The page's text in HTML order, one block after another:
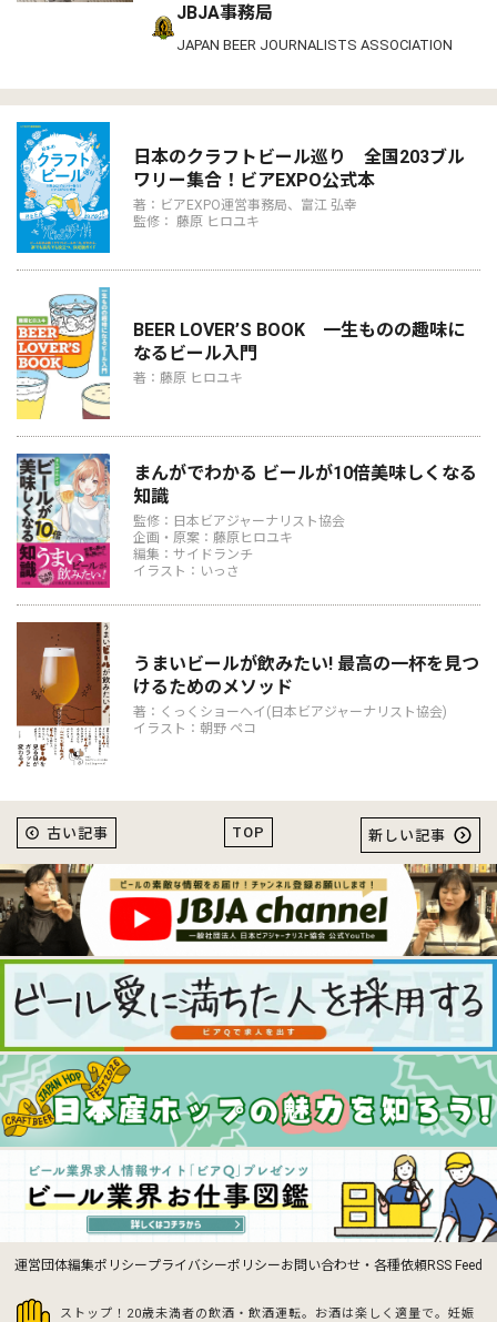
JBJA事務局
JAPAN BEER JOURNALISTS ASSOCIATION
日本のクラフトビール巡り 全国203ブル
ワリー集合！ビアEXPO公式本
著：ビアEXPO運営事務局、富江 弘幸
監修： 藤原 ヒロユキ
BEER LOVER’S BOOK 一生ものの趣味に
なるビール入門
著：藤原 ヒロユキ
まんがでわかる ビールが10倍美味しくなる
知識
監修：日本ビアジャーナリスト協会
企画・原案：藤原ヒロユキ
編集：サイドランチ
イラスト：いっさ
うまいビールが飲みたい! 最高の一杯を見つ
けるためのメソッド
著：くっくショーヘイ(日本ビアジャーナリスト協会)
イラスト：朝野 ペコ
TOP
古い記事 新しい記事
運営団体編集ポリシープライバシーポリシーお問い合わせ・各種依頼RSS Feed
ストップ！20歳未満者の飲酒・飲酒運転。お酒は楽しく適量で。 妊娠